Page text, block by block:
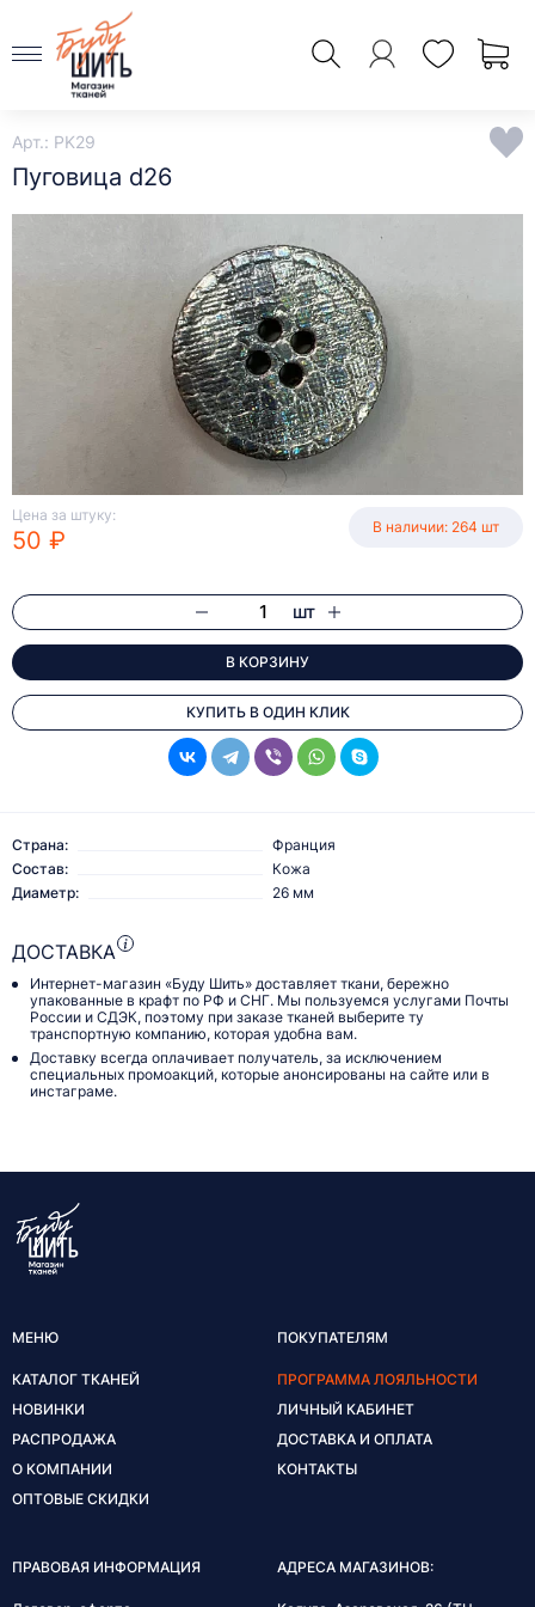
Арт.: PK29
Пуговица d26
Цена за штуку:
50 ₽ В наличии: 264 шт
шт
В КОРЗИНУ
КУПИТЬ В ОДИН КЛИК
Страна:
Франция
Состав:
Кожа
Диаметр:
26 мм
ДОСТАВКА
Интернет-магазин «Буду Шить» доставляет ткани, бережно
упакованные в крафт по РФ и СНГ. Мы пользуемся услугами Почты
России и СДЭК, поэтому при заказе тканей выберите ту
транспортную компанию, которая удобна вам.
Доставку всегда оплачивает получатель, за исключением
специальных промоакций, которые анонсированы на сайте или в
инстаграме.
МЕНЮ
КАТАЛОГ ТКАНЕЙ
НОВИНКИ
РАСПРОДАЖА
О КОМПАНИИ
ОПТОВЫЕ СКИДКИ
ПОКУПАТЕЛЯМ
ПРОГРАММА ЛОЯЛЬНОСТИ
ЛИЧНЫЙ КАБИНЕТ
ДОСТАВКА И ОПЛАТА
КОНТАКТЫ
ПРАВОВАЯ ИНФОРМАЦИЯ АДРЕСА МАГАЗИНОВ: